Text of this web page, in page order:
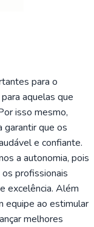
para o
aquelas que
isso mesmo,
garantir que os
e confiante.
a autonomia, pois
profissionais
excelência. Além
equipe ao estimular
melhores